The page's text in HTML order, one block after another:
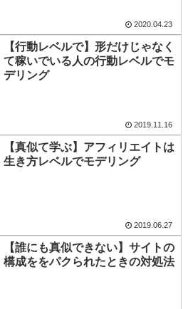
2020.04.23
【行動レベルで】形だけじゃなく
て稼いでいる人の行動レベルでモ
デリング
2019.11.16
【真似て学ぶ】アフィリエイトは
生き方レベルでモデリング
2019.06.27
【誰にも真似できない】サイトの
構成ををパクられたときの対処法